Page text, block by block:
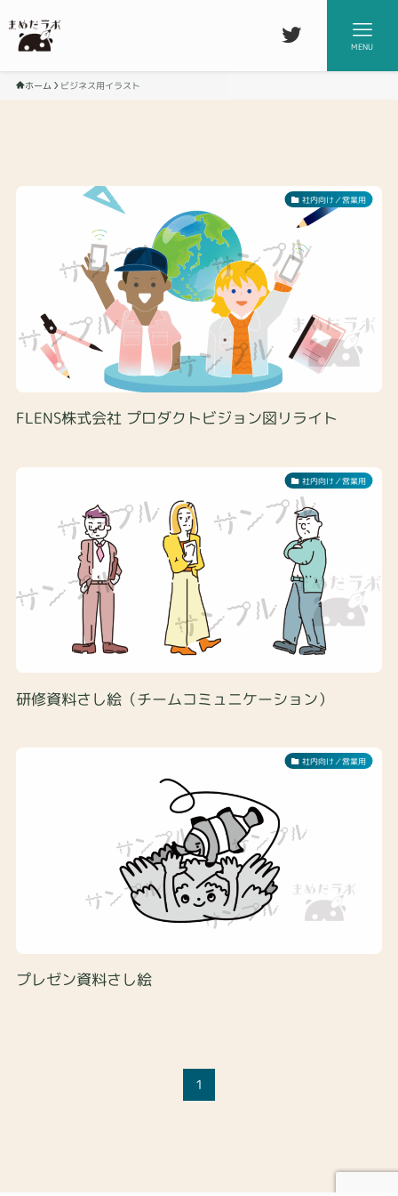
MENU
ホーム ビジネス用イラスト
社内向け／営業用
FLENS株式会社 プロダクトビジョン図リライト
社内向け／営業用
研修資料さし絵（チームコミュニケーション）
社内向け／営業用
プレゼン資料さし絵
1